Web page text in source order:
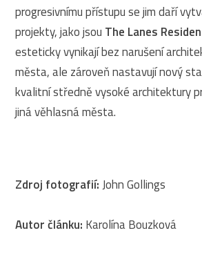
progresivnímu přístupu se jim daří
projekty, jako jsou The Lanes
esteticky vynikají bez narušení
města, ale zároveň nastavují nový
kvalitní středně vysoké architektury
jiná věhlasná města.
Zdroj fotografií:John Gollings
Autor článku: Karolína Bouzková